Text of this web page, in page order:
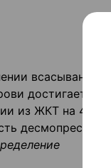
всасывание
из ЖКТ на